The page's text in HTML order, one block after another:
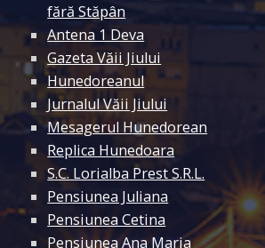
fără Stăpân
Antena 1 Deva
Gazeta Văii Jiului
Hunedoreanul
Jurnalul Văii Jiului
Mesagerul Hunedorean
Replica Hunedoara
S.C. Lorialba Prest S.R.L.
Pensiunea Juliana
Pensiunea Cetina
Pensiunea Ana Maria